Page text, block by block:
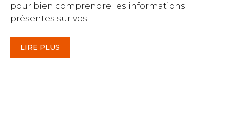
pour bien comprendre les informations
présentes sur vos …
LIRE PLUS